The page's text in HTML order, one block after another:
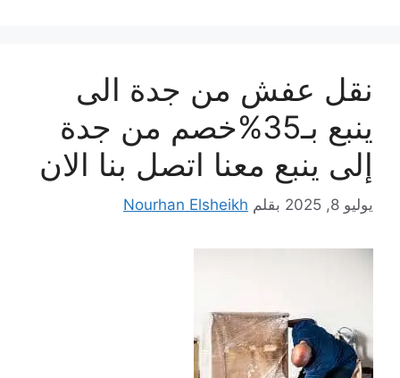
نقل عفش من جدة الى
ينبع بـ35%خصم من جدة
إلى ينبع معنا اتصل بنا الان
يوليو 8, 2025 بقلم Nourhan Elsheikh